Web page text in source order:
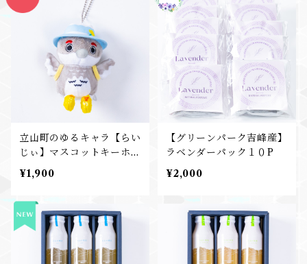
立山町のゆるキャラ【らい
じぃ】マスコットキーホル
ダー
¥1,900
【グリーンパーク吉峰産】
ラベンダーパック１０P
¥2,000